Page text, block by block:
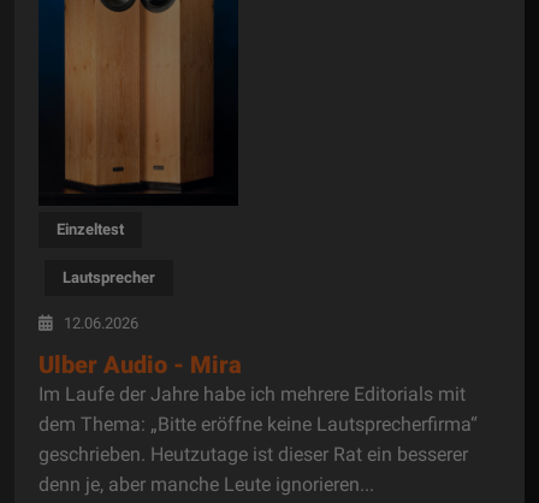
Einzeltest
Lautsprecher
12.06.2026
Ulber Audio - Mira
Im Laufe der Jahre habe ich mehrere Editorials mit
dem Thema: „Bitte eröffne keine Lautsprecherfirma“
geschrieben. Heutzutage ist dieser Rat ein besserer
denn je, aber manche Leute ignorieren...